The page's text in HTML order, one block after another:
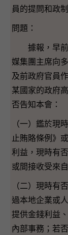
員的提問和政
問題：
據報，早前
媒集團主席向
及前政府官員
某國家的政府
否告知本會：
（一）鑑於現
止賄賂條例》
利益，現時有
或間接收受來
（二）現時有
過本地企業或
提供金錢利益
內部事務；若